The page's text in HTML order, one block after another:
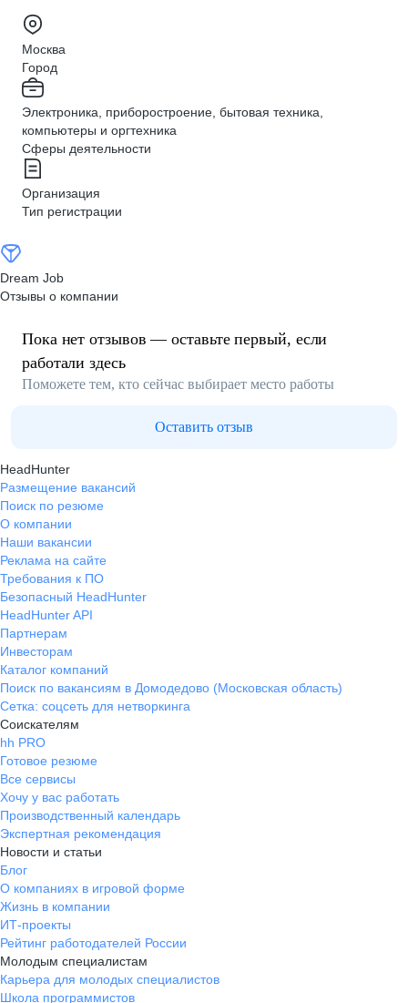
Москва
Город
Электроника, приборостроение, бытовая техника,
компьютеры и оргтехника
Сферы деятельности
Организация
Тип регистрации
Dream Job
Отзывы о компании
Пока нет отзывов — оставьте первый, если
работали здесь
Поможете тем, кто сейчас выбирает место работы
Оставить отзыв
HeadHunter
Размещение вакансий
Поиск по резюме
О компании
Наши вакансии
Реклама на сайте
Требования к ПО
Безопасный HeadHunter
HeadHunter API
Партнерам
Инвесторам
Каталог компаний
Поиск по вакансиям в Домодедово (Московская область)
Сетка: соцсеть для нетворкинга
Соискателям
hh PRO
Готовое резюме
Все сервисы
Хочу у вас работать
Производственный календарь
Экспертная рекомендация
Новости и статьи
Блог
О компаниях в игровой форме
Жизнь в компании
ИТ-проекты
Рейтинг работодателей России
Молодым специалистам
Карьера для молодых специалистов
Школа программистов